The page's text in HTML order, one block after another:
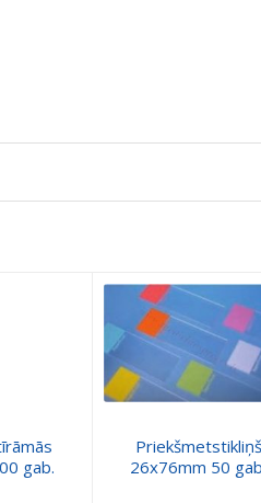
gab.
Priekšmetstikliņš
26x76mm 50